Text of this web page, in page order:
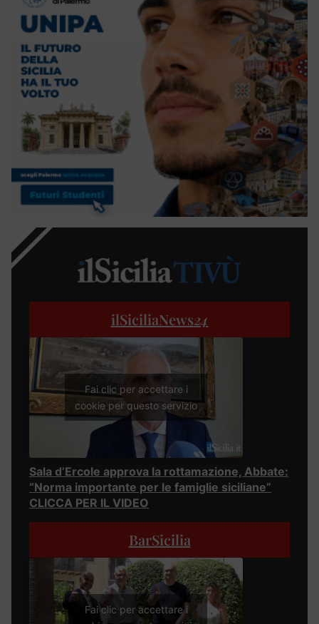
ilSiciliaNews24
Fai clic per accettare i
cookie per questo servizio
Sala d’Ercole approva la rottamazione, Abbate:
“Norma importante per le famiglie siciliane”
CLICCA PER IL VIDEO
BarSicilia
Fai clic per accettare i